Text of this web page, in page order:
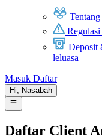
Deposit
leluasa
Masuk Daftar
Hi, Nasabah
Daftar Client